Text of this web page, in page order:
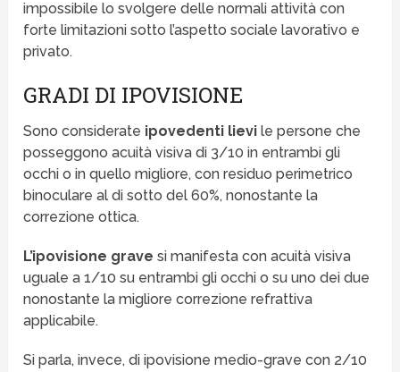
impossibile lo svolgere delle normali attività con
forte limitazioni sotto l’aspetto sociale lavorativo e
privato.
GRADI DI IPOVISIONE
Sono considerate ipovedenti lievi le persone che
posseggono acuità visiva di 3/10 in entrambi gli
occhi o in quello migliore, con residuo perimetrico
binoculare al di sotto del 60%, nonostante la
correzione ottica.
L’ipovisione gravesi manifesta con acuità visiva
uguale a 1/10 su entrambi gli occhi o su uno dei due
nonostante la migliore correzione refrattiva
applicabile.
Si parla, invece, di ipovisione medio-grave con 2/10